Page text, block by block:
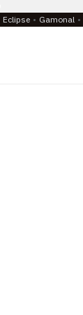
Eclipse Gamonal